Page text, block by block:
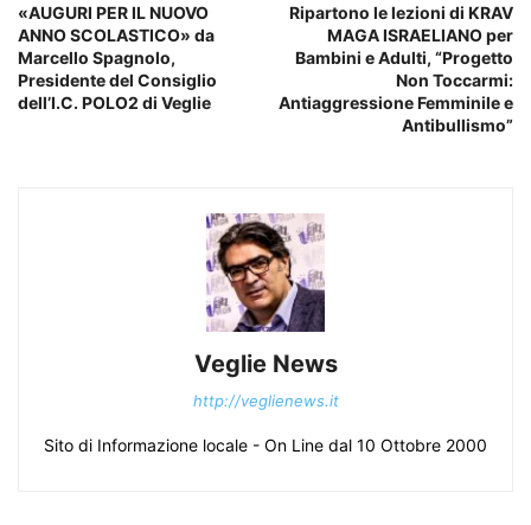
«AUGURI PER IL NUOVO
ANNO SCOLASTICO» da
Marcello Spagnolo,
Presidente del Consiglio
dell’I.C. POLO2 di Veglie
Ripartono le lezioni di KRAV
MAGA ISRAELIANO per
Bambini e Adulti, “Progetto
Non Toccarmi:
Antiaggressione Femminile e
Antibullismo”
Veglie News
http://veglienews.it
Sito di Informazione locale - On Line dal 10 Ottobre 2000